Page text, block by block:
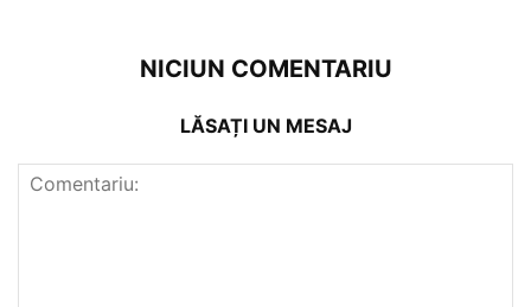
NICIUN COMENTARIU
LĂSAȚI UN MESAJ